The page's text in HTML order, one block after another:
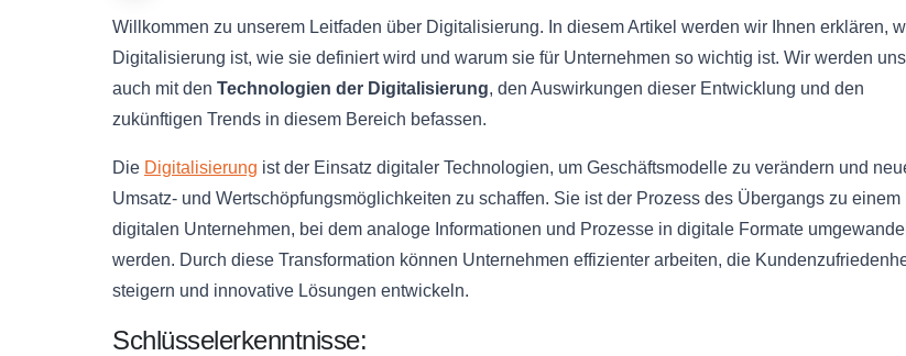
Willkommen zu unserem Leitfaden über Digitalisierung. In diesem Artikel werden wir Ihnen erklären,
Digitalisierung ist, wie sie definiert wird und warum sie für Unternehmen so wichtig ist. Wir werden uns
auch mit den Technologien der Digitalisierung, den Auswirkungen dieser Entwicklung und den
zukünftigen Trends in diesem Bereich befassen.
Die Digitalisierung ist der Einsatz digitaler Technologien, um Geschäftsmodelle zu verändern und
Umsatz- und Wertschöpfungsmöglichkeiten zu schaffen. Sie ist der Prozess des Übergangs zu einem
digitalen Unternehmen, bei dem analoge Informationen und Prozesse in digitale Formate
werden. Durch diese Transformation können Unternehmen effizienter arbeiten, die
steigern und innovative Lösungen entwickeln.
Schlüsselerkenntnisse: